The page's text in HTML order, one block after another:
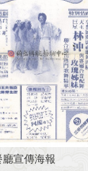
廳宣傳海報